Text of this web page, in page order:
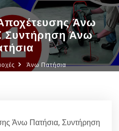
Άνω
Συντήρηση Άνω
Άνω Πατήσια
Άνω Πατήσια, Συντήρηση